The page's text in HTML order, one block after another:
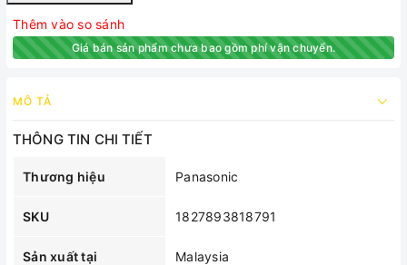
Thêm vào so sánh
Giá bán sản phẩm chưa bao gồm phí vận chuyển.
MÔ TẢ
THÔNG TIN CHI TIẾT
Thương hiệu Panasonic
SKU 1827893818791
Sản xuất tại Malaysia